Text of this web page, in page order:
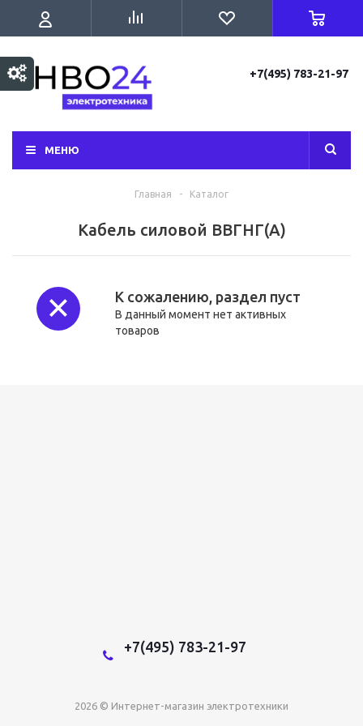
+7(495) 783-21-97
МЕНЮ
Главная - Каталог
Кабель силовой ВВГНГ(А)
К сожалению, раздел пуст
В данный момент нет активных
товаров
+7(495) 783-21-97
2026 © Интернет-магазин электротехники